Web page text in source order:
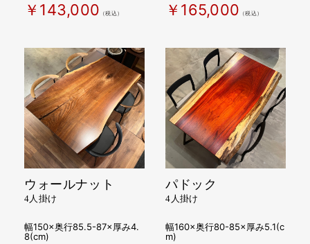
￥143,000 （税込） ￥165,000 （税込）
ウォールナット
4人掛け
幅150×奥行85.5-87×厚み4.
8(cm)
パドック
4人掛け
幅160×奥行80-85×厚み5.1(c
m)